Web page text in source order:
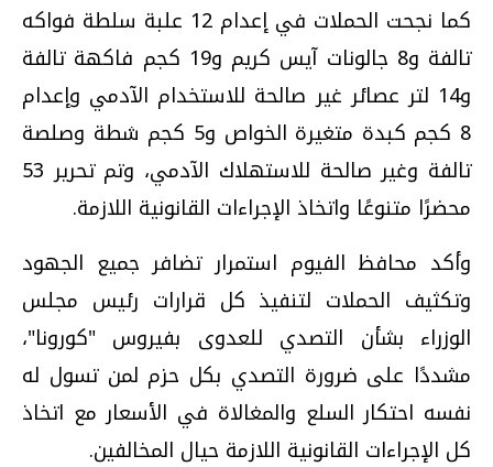
كما نجحت الحملات في إعدام 12 علبة سلطة فواكه
تالفة و8 جالونات آيس كريم و19 كجم فاكهة تالفة
و14 لتر عصائر غير صالحة للاستخدام الآدمي وإعدام
8 كجم كبدة متغيرة الخواص و5 كجم شطة وصلصة
تالفة وغير صالحة للاستهلاك الآدمي، وتم تحرير 53
محضرًا متنوعًا واتخاذ الإجراءات القانونية اللازمة.
وأكد محافظ الفيوم استمرار تضافر جميع الجهود
وتكثيف الحملات لتنفيذ كل قرارات رئيس مجلس
الوزراء بشأن التصدي للعدوى بفيروس "كورونا"،
مشددًا على ضرورة التصدي بكل حزم لمن تسول له
نفسه احتكار السلع والمغالاة في الأسعار مع اتخاذ
كل الإجراءات القانونية اللازمة حيال المخالفين.